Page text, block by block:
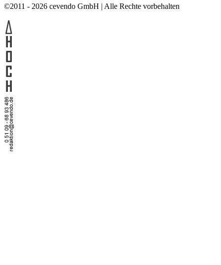
©2011 - 2026 cevendo GmbH | Alle Rechte vorbehalten